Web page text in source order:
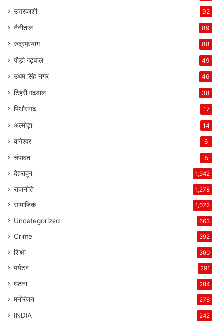
उत्तरकाशी 92
नैनीताल 89
रुद्रप्रयाग 88
पौड़ी गढ़वाल 49
उधम सिंह नगर 46
टिहरी गढ़वाल 38
पिथौरागढ़ 17
अल्मोड़ा 14
बागेश्वर 6
चंपावत 5
देहरादून 1,942
राजनीति 1,278
सामाजिक 1,022
Uncategorized 663
Crime 392
शिक्षा 360
पर्यटन 291
घटना 284
मनोरंजन 276
INDIA 242